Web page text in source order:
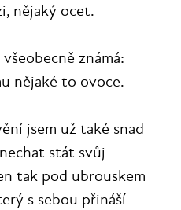
nějaký ocet.
známá:
nějaké to ovoce.
jsem už také snad
stát svůj
tak pod ubrouskem
s sebou přináší